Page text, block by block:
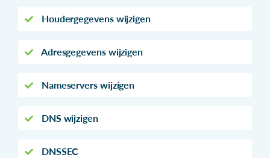
Houdergegevens wijzigen
Adresgegevens wijzigen
Nameservers wijzigen
DNS wijzigen
DNSSEC